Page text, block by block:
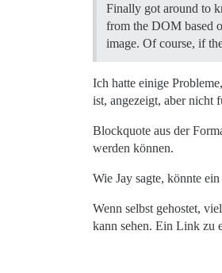
Finally got around to
from the DOM based
image. Of course, if
Ich hatte einige
ist, angezeigt, aber nicht
Blockquote aus der
werden können.
Wie Jay sagte, könnte
Wenn selbst gehostet,
kann sehen. Ein Link zu